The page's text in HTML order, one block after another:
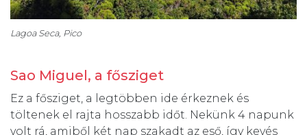
Lagoa Seca, Pico
Sao Miguel, a fősziget
Ez a fősziget, a legtöbben ide érkeznek és
töltenek el rajta hosszabb időt. Nekünk 4 napunk
volt rá, amiből két nap szakadt az eső, így kevés